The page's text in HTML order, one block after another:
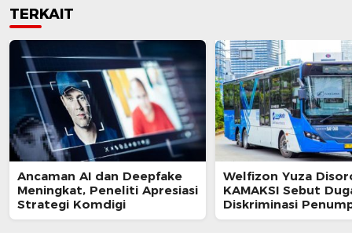
TERKAIT
Ancaman AI dan Deepfake
Meningkat, Peneliti Apresiasi
Strategi Komdigi
Welfizon Yuza
KAMAKSI Sebut
Diskriminasi
TransJakarta